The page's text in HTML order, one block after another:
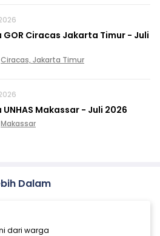
GOR Ciracas Jakarta Timur - Juli
Ciracas, Jakarta Timur
UNHAS Makassar - Juli 2026
Makassar
Dalam
dari warga